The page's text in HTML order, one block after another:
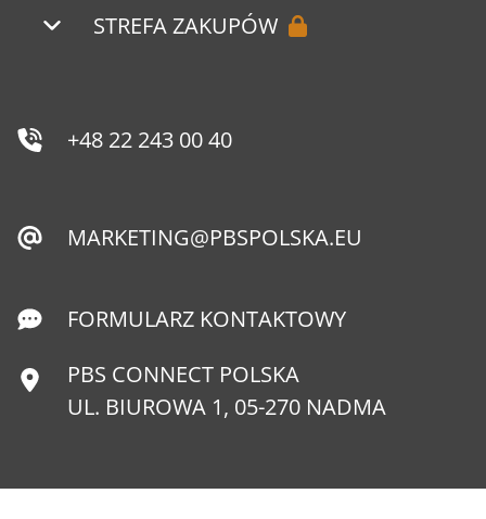
STREFA ZAKUPÓW
+48 22 243 00 40
MARKETING@PBSPOLSKA.EU
FORMULARZ KONTAKTOWY
PBS CONNECT POLSKA
UL. BIUROWA 1, 05-270 NADMA